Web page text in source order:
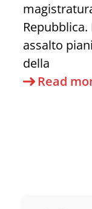
Repubblica.
assalto
della
Read